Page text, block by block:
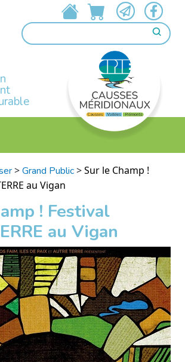
>Grand Public>Sur le Champ !
au Vigan
! Festival
au Vigan